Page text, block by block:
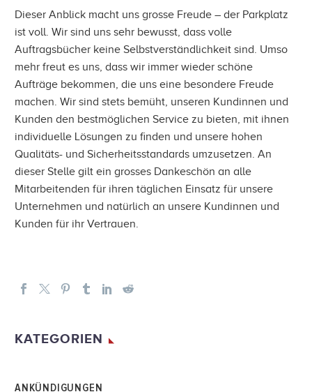
Dieser Anblick macht uns grosse Freude – der Parkplatz
ist voll. Wir sind uns sehr bewusst, dass volle
Auftragsbücher keine Selbstverständlichkeit sind. Umso
mehr freut es uns, dass wir immer wieder schöne
Aufträge bekommen, die uns eine besondere Freude
machen. Wir sind stets bemüht, unseren Kundinnen und
Kunden den bestmöglichen Service zu bieten, mit ihnen
individuelle Lösungen zu finden und unsere hohen
Qualitäts- und Sicherheitsstandards umzusetzen. An
dieser Stelle gilt ein grosses Dankeschön an alle
Mitarbeitenden für ihren täglichen Einsatz für unsere
Unternehmen und natürlich an unsere Kundinnen und
Kunden für ihr Vertrauen.
KATEGORIEN
ANKÜNDIGUNGEN